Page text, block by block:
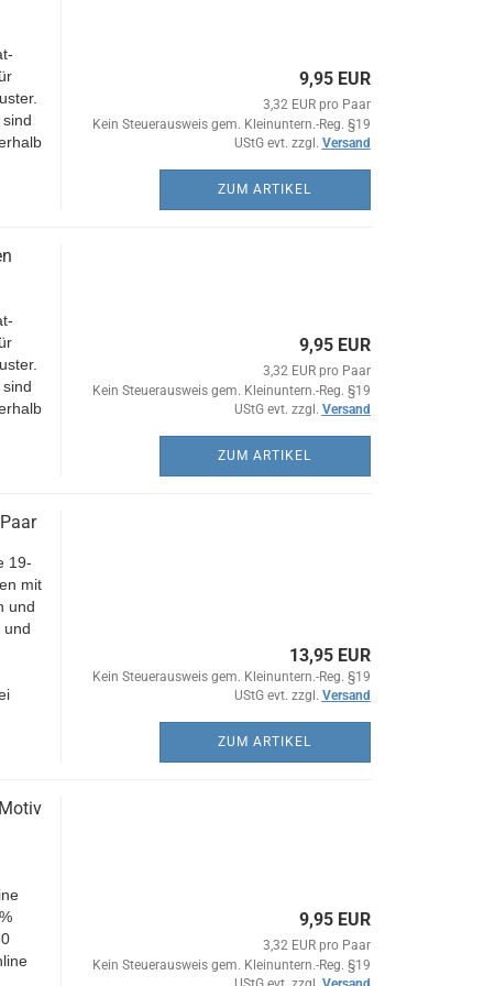
9,95 EUR
3,32 EUR pro Paar
Kein Steuerausweis gem. Kleinuntern.-Reg. §19
UStG evt. zzgl. Versand
ZUM ARTIKEL
9,95 EUR
3,32 EUR pro Paar
Kein Steuerausweis gem. Kleinuntern.-Reg. §19
UStG evt. zzgl. Versand
ZUM ARTIKEL
19-
mit
und
und
13,95 EUR
Kein Steuerausweis gem. Kleinuntern.-Reg. §19
UStG evt. zzgl. Versand
ZUM ARTIKEL
9,95 EUR
3,32 EUR pro Paar
Kein Steuerausweis gem. Kleinuntern.-Reg. §19